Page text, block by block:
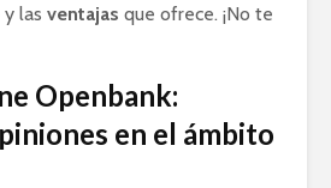
las ventajas que ofrece. ¡No te
Openbank:
en el ámbito